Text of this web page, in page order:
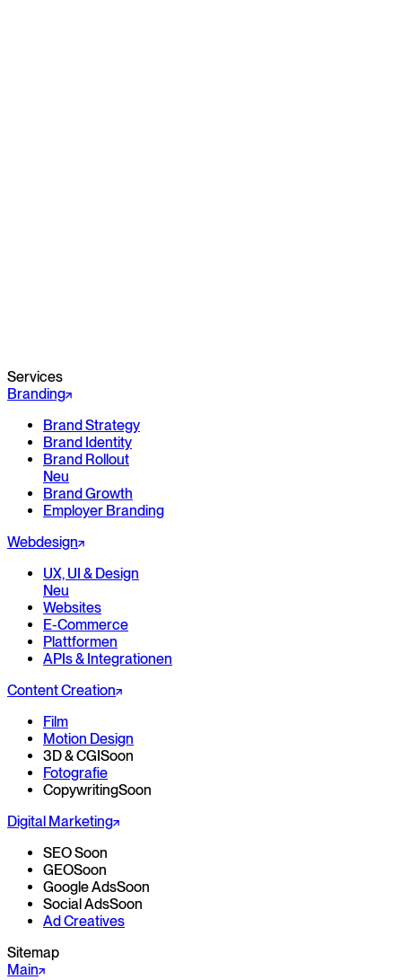
Services
Branding
Brand Strategy
Brand Identity
Brand Rollout
Neu
Brand Growth
Employer Branding
Webdesign
UX, UI & Design
Neu
Websites
E-Commerce
Plattformen
APIs & Integrationen
Content Creation
Film
Motion Design
3D & CGI Soon
Fotografie
CopywritingSoon
Digital Marketing
SEOSoon
GEOSoon
Google AdsSoon
Social AdsSoon
Ad Creatives
Sitemap
Main